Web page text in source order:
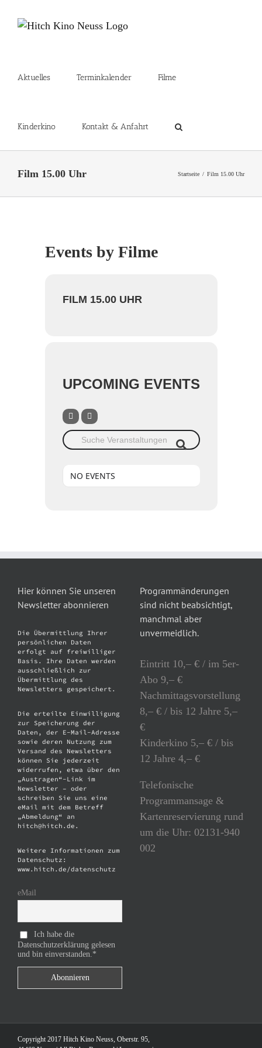
Inhalt
Aktuelles Terminkalender Filme
Kinderkino Kontakt & Anfahrt
Film 15.00 Uhr Startseite Film 15.00 Uhr
Events by Filme
FILM 15.00 UHR
UPCOMING EVENTS
Suche Veranstaltungen
NO EVENTS
Hier können Sie unseren
Newsletter abonnieren
Die Übermittlung Ihrer
persönlichen Daten
erfolgt auf freiwilliger
Basis. Ihre Daten werden
ausschließlich zur
Übermittlung des
Newsletters gespeichert.
Die erteilte Einwilligung
zur Speicherung der
Daten, der E-Mail-Adresse
sowie deren Nutzung zum
Versand des Newsletters
können Sie jederzeit
widerrufen, etwa über den
„Austragen“-Link im
Newsletter – oder
schreiben Sie uns eine
eMail mit dem Betreff
„Abmeldung“ an
hitch@hitch.de.
Weitere Informationen zum
Datenschutz:
www.hitch.de/datenschutz
eMail
Ich habe die
Datenschutzerklärung gelesen
und bin einverstanden.*
Programmänderungen
sind nicht beabsichtigt,
manchmal aber
unvermeidlich.
Eintritt 10,– € / im 5er-
Abo 9,– €
Nachmittagsvorstellung
8,– € / bis 12 Jahre 5,–
€
Kinderkino 5,– € / bis
12 Jahre 4,– €
Telefonische
Programmansage &
Kartenreservierung rund
um die Uhr: 02131-940
002
Copyright 2017 Hitch Kino Neuss, Oberstr. 95,